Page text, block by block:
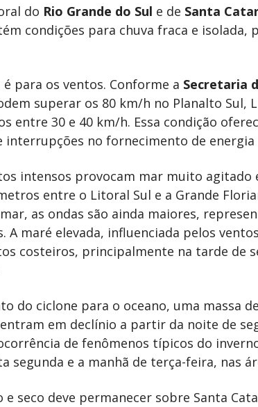
do Rio Grande do Sul e de Santa
condições para chuva fraca e isolada,
para os ventos. Conforme a Secretaria
superar os 80 km/h no Planalto Sul,
entre 30 e 40 km/h. Essa condição
interrupções no fornecimento de energia
intensos provocam mar muito agitado
entre o Litoral Sul e a Grande
as ondas são ainda maiores,
A maré elevada, influenciada pelos
costeiros, principalmente na tarde de
do ciclone para o oceano, uma massa
em declínio a partir da noite de
de fenômenos típicos do
segunda e a manhã de terça-feira, nas
e seco deve permanecer sobre Santa